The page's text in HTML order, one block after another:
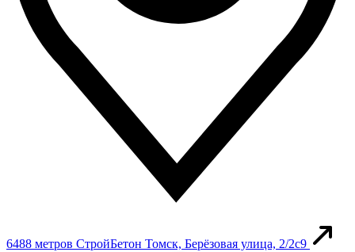
6488 метров СтройБетон Томск, Берёзовая улица, 2/2с9